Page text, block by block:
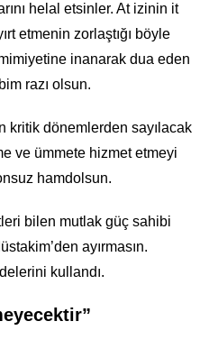
helal etsinler. At izinin it
etmenin zorlaştığı böyle
inanarak dua eden
razı olsun.
kritik dönemlerden sayılacak
ve ümmete hizmet etmeyi
hamdolsun.
bilen mutlak güç sahibi
ayırmasın.
kullandı.